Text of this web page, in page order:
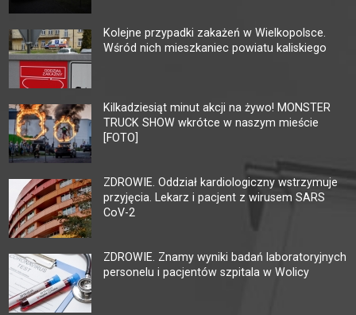
Kolejne przypadki zakażeń w Wielkopolsce.
Wśród nich mieszkaniec powiatu kaliskiego
Kilkadziesiąt minut akcji na żywo! MONSTER
TRUCK SHOW wkrótce w naszym mieście
[FOTO]
ZDROWIE. Oddział kardiologiczny wstrzymuje
przyjęcia. Lekarz i pacjent z wirusem SARS
CoV-2
ZDROWIE. Znamy wyniki badań laboratoryjnych
personelu i pacjentów szpitala w Wolicy